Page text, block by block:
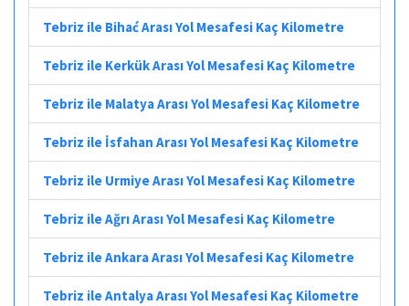
Tebriz ile Bihać Arası Yol Mesafesi Kaç Kilometre
Tebriz ile Kerkük Arası Yol Mesafesi Kaç Kilometre
Tebriz ile Malatya Arası Yol Mesafesi Kaç Kilometre
Tebriz ile İsfahan Arası Yol Mesafesi Kaç Kilometre
Tebriz ile Urmiye Arası Yol Mesafesi Kaç Kilometre
Tebriz ile Ağrı Arası Yol Mesafesi Kaç Kilometre
Tebriz ile Ankara Arası Yol Mesafesi Kaç Kilometre
Tebriz ile Antalya Arası Yol Mesafesi Kaç Kilometre